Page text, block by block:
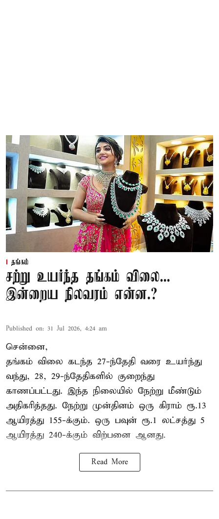
தங்கம்
சற்று உயர்ந்த தங்கம் விலை...
இன்றைய நிலவரம் என்ன.?
Published on: 31 Jul 2026, 4:24 am
சென்னை,
தங்கம் விலை கடந்த 27-ந்தேதி வரை உயர்ந்து
வந்து, 28, 29-ந்தேதிகளில் குறைந்து
காணப்பட்டது. இந்த நிலையில் நேற்று மீண்டும்
அதிகரித்தது. நேற்று முன்தினம் ஒரு கிராம் ரூ.13
ஆயிரத்து 155-க்கும். ஒரு பவுன் ரூ.1 லட்சத்து 5
ஆயிரத்து 240-க்கும் விற்பனை ஆனது.
Read More